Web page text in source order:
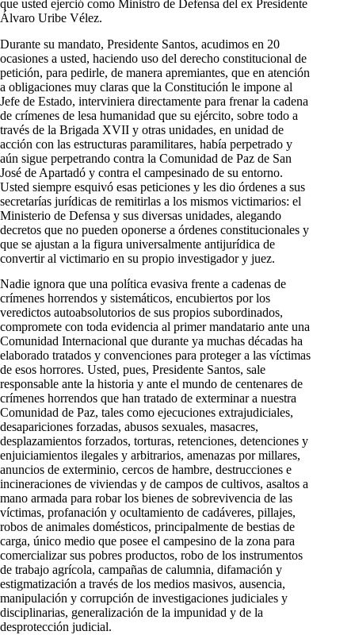
que usted ejerció como Ministro de Defensa del ex Presidente
Álvaro Uribe Vélez.
Durante su mandato, Presidente Santos, acudimos en 20
ocasiones a usted, haciendo uso del derecho constitucional de
petición, para pedirle, de manera apremiantes, que en atención
a obligaciones muy claras que la Constitución le impone al
Jefe de Estado, interviniera directamente para frenar la cadena
de crímenes de lesa humanidad que su ejército, sobre todo a
través de la Brigada XVII y otras unidades, en unidad de
acción con las estructuras paramilitares, había perpetrado y
aún sigue perpetrando contra la Comunidad de Paz de San
José de Apartadó y contra el campesinado de su entorno.
Usted siempre esquivó esas peticiones y les dio órdenes a sus
secretarías jurídicas de remitirlas a los mismos victimarios: el
Ministerio de Defensa y sus diversas unidades, alegando
decretos que no pueden oponerse a órdenes constitucionales y
que se ajustan a la figura universalmente antijurídica de
convertir al victimario en su propio investigador y juez.
Nadie ignora que una política evasiva frente a cadenas de
crímenes horrendos y sistemáticos, encubiertos por los
veredictos autoabsolutorios de sus propios subordinados,
compromete con toda evidencia al primer mandatario ante una
Comunidad Internacional que durante ya muchas décadas ha
elaborado tratados y convenciones para proteger a las víctimas
de esos horrores. Usted, pues, Presidente Santos, sale
responsable ante la historia y ante el mundo de centenares de
crímenes horrendos que han tratado de exterminar a nuestra
Comunidad de Paz, tales como ejecuciones extrajudiciales,
desapariciones forzadas, abusos sexuales, masacres,
desplazamientos forzados, torturas, retenciones, detenciones y
enjuiciamientos ilegales y arbitrarios, amenazas por millares,
anuncios de exterminio, cercos de hambre, destrucciones e
incineraciones de viviendas y de campos de cultivos, asaltos a
mano armada para robar los bienes de sobrevivencia de las
víctimas, profanación y ocultamiento de cadáveres, pillajes,
robos de animales domésticos, principalmente de bestias de
carga, único medio que posee el campesino de la zona para
comercializar sus pobres productos, robo de los instrumentos
de trabajo agrícola, campañas de calumnia, difamación y
estigmatización a través de los medios masivos, ausencia,
manipulación y corrupción de investigaciones judiciales y
disciplinarias, generalización de la impunidad y de la
desprotección judicial.